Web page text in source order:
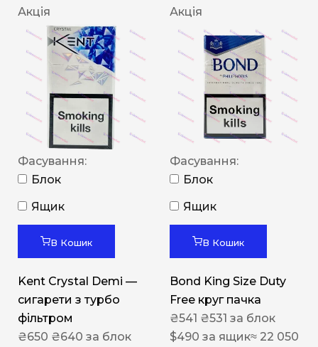
Акція
Фасування:
Блок
Ящик
В Кошик
Kent Crystal Demi —
сигарети з турбо
фільтром
₴650 ₴640 за блок
Акція
Фасування:
Блок
Ящик
В Кошик
Bond King Size Duty
Free круг пачка
₴541 ₴531 за блок
$490 за ящик≈ 22 050